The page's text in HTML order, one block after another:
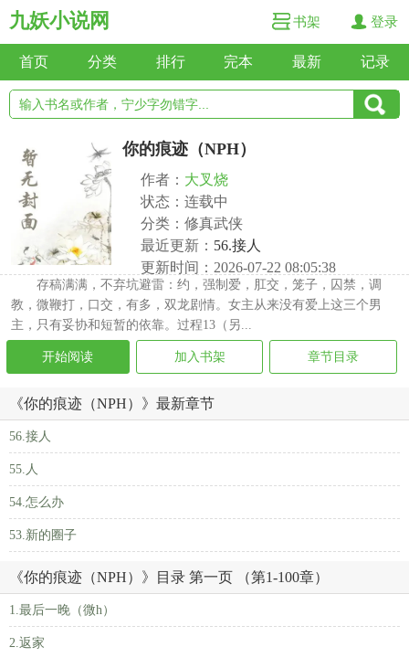
九妖小说网 书架 登录
首页 分类 排行 完本 最新 记录
你的痕迹（NPH）
作者： 大叉烧
状态：连载中
分类：修真武侠
最近更新： 56.接人
更新时间：2026-07-22 08:05:38
存稿满满，不弃坑避雷：约，强制爱，肛交，笼子，囚禁，调
教，微鞭打，口交，有多，双龙剧情。女主从来没有爱上这三个男
主，只有妥协和短暂的依靠。过程13（另...
开始阅读 加入书架 章节目录
《你的痕迹（NPH）》最新章节
56.接人
55.人
54.怎么办
53.新的圈子
《你的痕迹（NPH）》目录 第一页 （第1-100章）
1.最后一晚（微h）
2.返家